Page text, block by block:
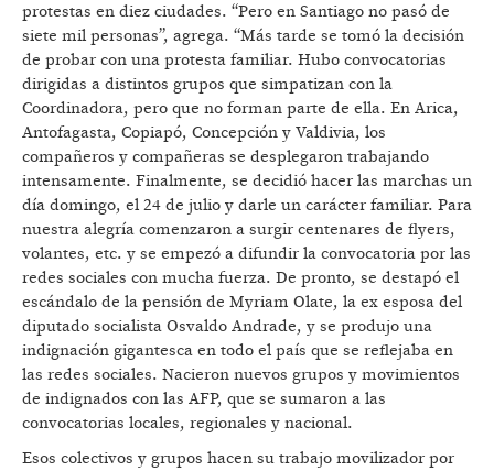
protestas en diez ciudades. “Pero en Santiago no pasó de
siete mil personas”, agrega. “Más tarde se tomó la decisión
de probar con una protesta familiar. Hubo convocatorias
dirigidas a distintos grupos que simpatizan con la
Coordinadora, pero que no forman parte de ella. En Arica,
Antofagasta, Copiapó, Concepción y Valdivia, los
compañeros y compañeras se desplegaron trabajando
intensamente. Finalmente, se decidió hacer las marchas un
día domingo, el 24 de julio y darle un carácter familiar. Para
nuestra alegría comenzaron a surgir centenares de flyers,
volantes, etc. y se empezó a difundir la convocatoria por las
redes sociales con mucha fuerza. De pronto, se destapó el
escándalo de la pensión de Myriam Olate, la ex esposa del
diputado socialista Osvaldo Andrade, y se produjo una
indignación gigantesca en todo el país que se reflejaba en
las redes sociales. Nacieron nuevos grupos y movimientos
de indignados con las AFP, que se sumaron a las
convocatorias locales, regionales y nacional.
Esos colectivos y grupos hacen su trabajo movilizador por